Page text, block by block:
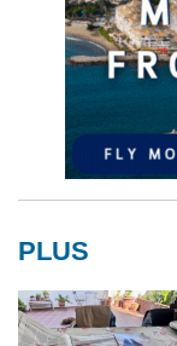
PLUS